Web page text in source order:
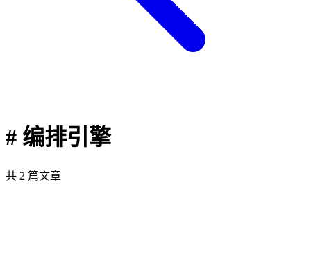
# 编排引擎
共 2 篇文章